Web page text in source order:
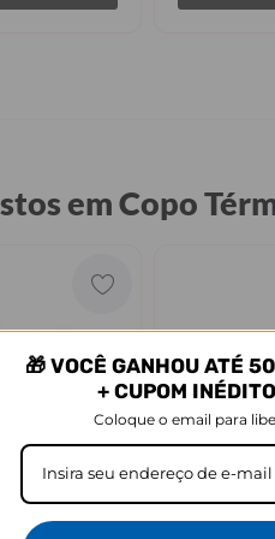
em Copo
+
🎁 VOCÊ GANHOU ATÉ
+ CUPOM
Coloque o email para